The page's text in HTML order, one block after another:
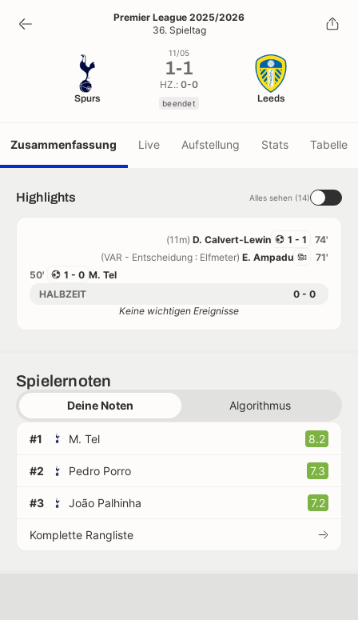
1-1
beendet
Premier League 2025/2026
36. Spieltag
Spurs
11/05
1-1
HZ.: 0-0
beendet Leeds
Zusammenfassung Live Aufstellung Stats Tabelle
Highlights Alles sehen (14)
74'
1 - 1
(11m) D. Calvert-Lewin
71'
(VAR - Entscheidung : Elfmeter) E. Ampadu
50'
1 - 0 M. Tel
HALBZEIT
0 - 0
Keine wichtigen Ereignisse
Spielernoten
Deine Noten Algorithmus
#1 M. Tel 8.2
#2 Pedro Porro 7.3
#3 João Palhinha 7.2
Komplette Rangliste